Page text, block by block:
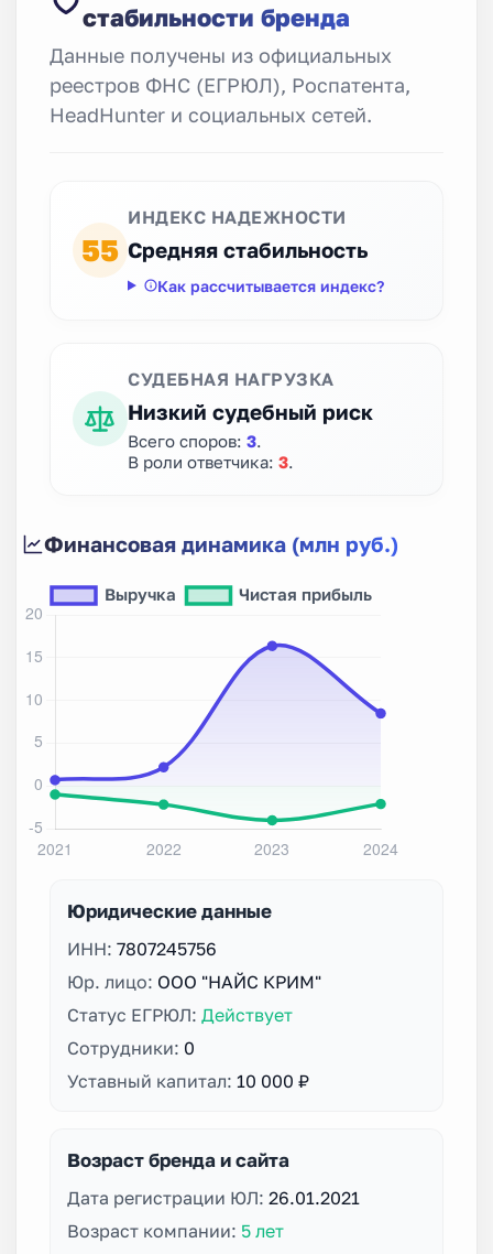
стабильности бренда
Данные получены из официальных
реестров ФНС (ЕГРЮЛ), Роспатента,
HeadHunter и социальных сетей.
55
ИНДЕКС НАДЕЖНОСТИ
Средняя стабильность
Как рассчитывается индекс?
СУДЕБНАЯ НАГРУЗКА
Низкий судебный риск
Всего споров: 3
В роли ответчика: 3
Финансовая динамика (млн руб.)
Юридические данные
ИНН: 7807245756
Юр. лицо: ООО "НАЙС КРИМ"
Статус ЕГРЮЛ: Действует
Сотрудники: 0
Уставный капитал: 10 000 ₽
Возраст бренда и сайта
Дата регистрации ЮЛ: 26.01.2021
Возраст компании: 5 лет